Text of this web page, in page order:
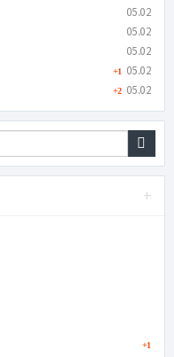
05.02
05.02
05.02
+1 05.02
+2 05.02
+
+1